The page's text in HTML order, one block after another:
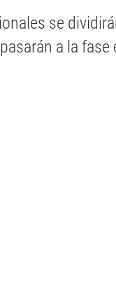
se
a la